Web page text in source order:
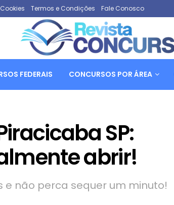
Termos e Condições Fale Conosco
FEDERAIS CONCURSOS POR ÁREA
SP:
abrir!
não perca sequer um minuto!